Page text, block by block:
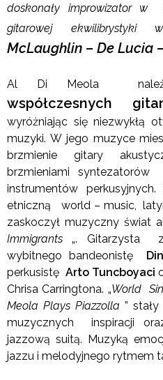
doskonały improwizator w
gitarowej
McLaughlin – De Lucia
Al Di Meola należy
współczesnych
wyróżniając się niezwykłą
muzyki. W jego muzyce
brzmienie gitary
brzmieniami
instrumentów
etniczną world – music,
zaskoczył muzyczny świat
Immigrants „. Gitarzysta
wybitnego bandeonistę
perkusistę Arto Tuncboyaci
Chrisa Carringtona. „World
Meola Plays Piazzolla ”
muzycznych inspiracji
jazzową suitą. Muzyką
jazzu i melodyjnego rytmem